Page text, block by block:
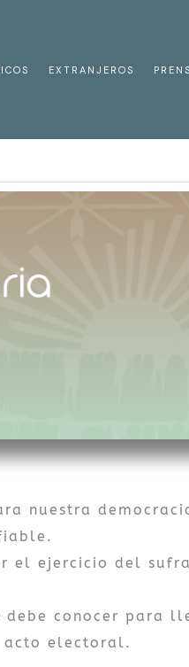
EXTRANJEROS
nuestra
ejercicio del
conocer para
acto electoral.